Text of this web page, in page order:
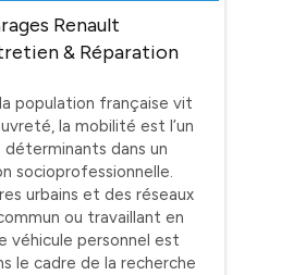
Renault
& Réparation
population française vit
la mobilité est l’un
dans un
socioprofessionnelle.
urbains et des réseaux
ou travaillant en
véhicule personnel est
le cadre de la recherche